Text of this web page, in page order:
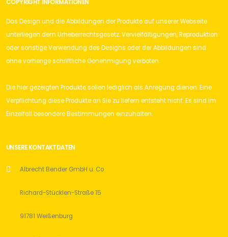
COPYRIGHT INFORMATIONEN
Das Design und die Abbildungen der Produkte auf unserer Webseite
unterliegen dem Urheberrechtsgesetz. Vervielfältigungen, Reproduktion
oder sonstige Verwendung des Designs oder der Abbildungen sind
ohne vorherige schriftliche Genehmigung verboten.
Die hier gezeigten Produkte sollen lediglich als Anregung dienen. Eine
Verpflichtung diese Produkte an Sie zu liefern entsteht nicht. Es sind im
Einzelfall besondere Bestimmungen einzuhalten.
UNSERE KONTAKTDATEN
Albrecht Bender GmbH u. Co
Richard-Stücklen-Straße 15
91781 Weißenburg